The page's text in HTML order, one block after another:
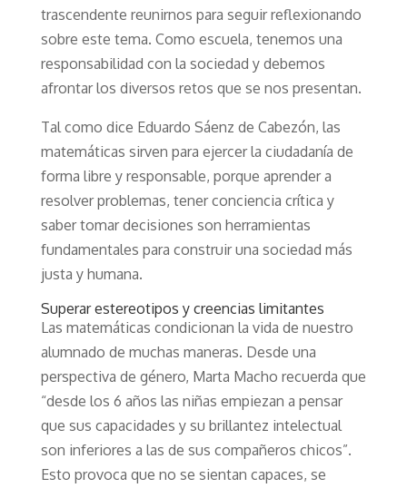
trascendente reunirnos para seguir reflexionando
sobre este tema. Como escuela, tenemos una
responsabilidad con la sociedad y debemos
afrontar los diversos retos que se nos presentan.
Tal como dice Eduardo Sáenz de Cabezón, las
matemáticas sirven para ejercer la ciudadanía de
forma libre y responsable, porque aprender a
resolver problemas, tener conciencia crítica y
saber tomar decisiones son herramientas
fundamentales para construir una sociedad más
justa y humana.
Superar estereotipos y creencias limitantes
Las matemáticas condicionan la vida de nuestro
alumnado de muchas maneras. Desde una
perspectiva de género, Marta Macho recuerda que
“desde los 6 años las niñas empiezan a pensar
que sus capacidades y su brillantez intelectual
son inferiores a las de sus compañeros chicos”.
Esto provoca que no se sientan capaces, se